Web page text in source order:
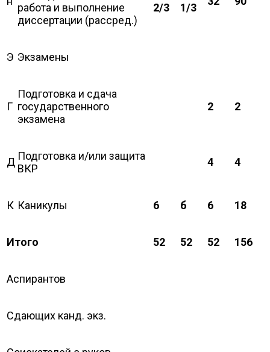
работа и выполнение
диссертации (рассред.)
2/3
1/3
Э Экзамены
Г
Подготовка и сдача
государственного
экзамена
2 2
Д Подготовка и/или защита
ВКР
4 4
К Каникулы 6 б 6 18
Итого 52 52 52 156
Аспирантов
Сдающих канд. экз.